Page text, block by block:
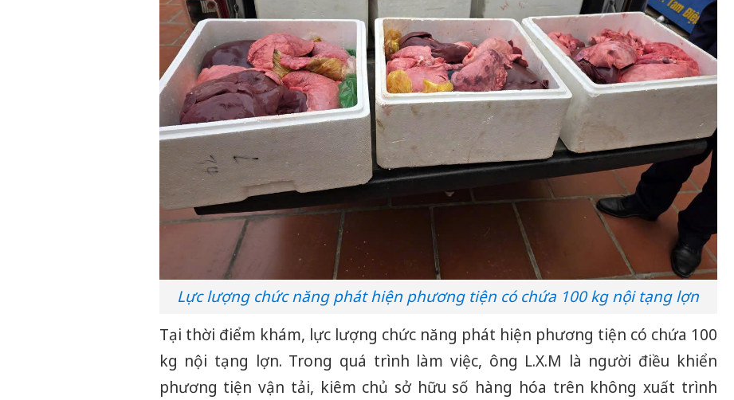
Lực lượng chức năng phát hiện phương tiện có chứa 100 kg nội tạng lợn
Tại thời điểm khám, lực lượng chức năng phát hiện phương tiện có chứa 100
kg nội tạng lợn. Trong quá trình làm việc, ông L.X.M là người điều khiển
phương tiện vận tải, kiêm chủ sở hữu số hàng hóa trên không xuất trình